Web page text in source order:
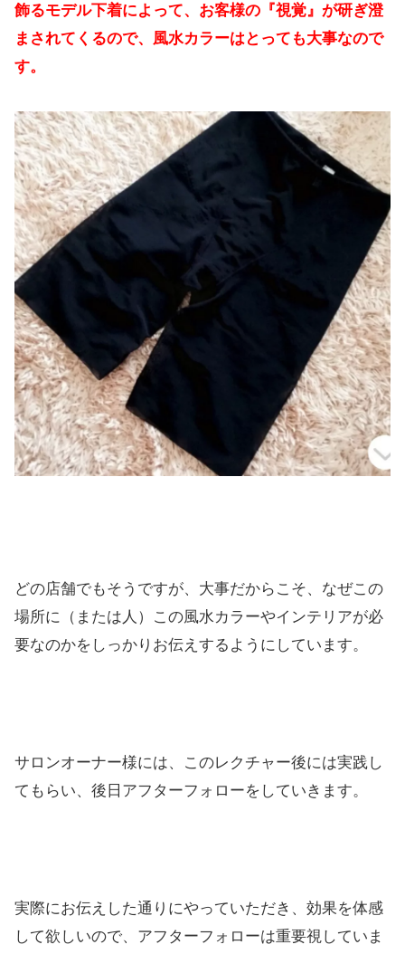
飾るモデル下着によって、お客様の『視覚』が研ぎ澄
まされてくるので、風水カラーはとっても大事なので
す。
どの店舗でもそうですが、大事だからこそ、なぜこの
場所に（または人）この風水カラーやインテリアが必
要なのかをしっかりお伝えするようにしています。
サロンオーナー様には、このレクチャー後には実践し
てもらい、後日アフターフォローをしていきます。
実際にお伝えした通りにやっていただき、効果を体感
して欲しいので、アフターフォローは重要視していま